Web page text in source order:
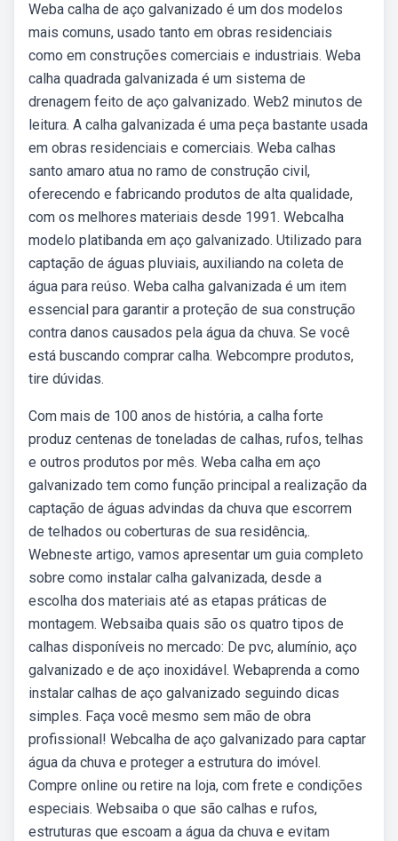
Weba calha de aço galvanizado é um dos modelos
mais comuns, usado tanto em obras residenciais
como em construções comerciais e industriais. Weba
calha quadrada galvanizada é um sistema de
drenagem feito de aço galvanizado. Web2 minutos de
leitura. A calha galvanizada é uma peça bastante usada
em obras residenciais e comerciais. Weba calhas
santo amaro atua no ramo de construção civil,
oferecendo e fabricando produtos de alta qualidade,
com os melhores materiais desde 1991. Webcalha
modelo platibanda em aço galvanizado. Utilizado para
captação de águas pluviais, auxiliando na coleta de
água para reúso. Weba calha galvanizada é um item
essencial para garantir a proteção de sua construção
contra danos causados pela água da chuva. Se você
está buscando comprar calha. Webcompre produtos,
tire dúvidas.
Com mais de 100 anos de história, a calha forte
produz centenas de toneladas de calhas, rufos, telhas
e outros produtos por mês. Weba calha em aço
galvanizado tem como função principal a realização da
captação de águas advindas da chuva que escorrem
de telhados ou coberturas de sua residência,.
Webneste artigo, vamos apresentar um guia completo
sobre como instalar calha galvanizada, desde a
escolha dos materiais até as etapas práticas de
montagem. Websaiba quais são os quatro tipos de
calhas disponíveis no mercado: De pvc, alumínio, aço
galvanizado e de aço inoxidável. Webaprenda a como
instalar calhas de aço galvanizado seguindo dicas
simples. Faça você mesmo sem mão de obra
profissional! Webcalha de aço galvanizado para captar
água da chuva e proteger a estrutura do imóvel.
Compre online ou retire na loja, com frete e condições
especiais. Websaiba o que são calhas e rufos,
estruturas que escoam a água da chuva e evitam